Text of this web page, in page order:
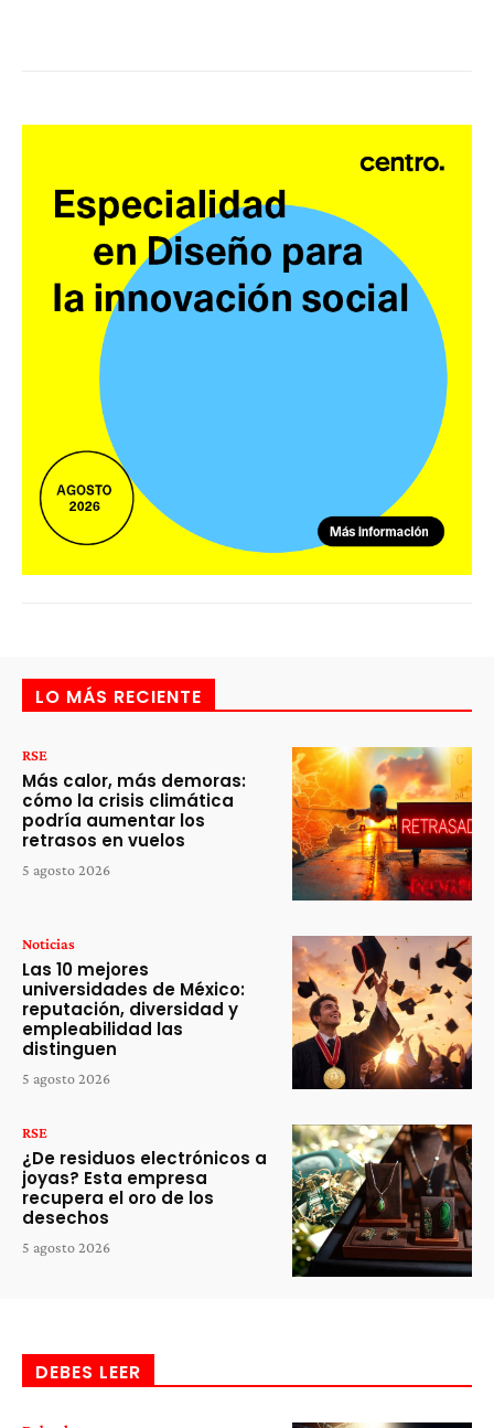
LO MÁS RECIENTE
RSE
Más calor, más demoras:
cómo la crisis climática
podría aumentar los
retrasos en vuelos
5 agosto 2026
Noticias
Las 10 mejores
universidades de México:
reputación, diversidad y
empleabilidad las
distinguen
5 agosto 2026
RSE
¿De residuos electrónicos a
joyas? Esta empresa
recupera el oro de los
desechos
5 agosto 2026
DEBES LEER